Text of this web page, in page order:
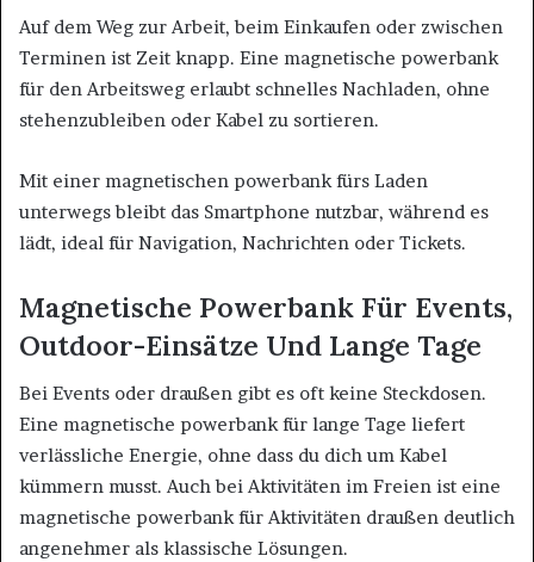
Auf dem Weg zur Arbeit, beim Einkaufen oder zwischen
Terminen ist Zeit knapp. Eine magnetische powerbank
für den Arbeitsweg erlaubt schnelles Nachladen, ohne
stehenzubleiben oder Kabel zu sortieren.
Mit einer magnetischen powerbank fürs Laden
unterwegs bleibt das Smartphone nutzbar, während es
lädt, ideal für Navigation, Nachrichten oder Tickets.
Magnetische Powerbank Für Events,
Outdoor-Einsätze Und Lange Tage
Bei Events oder draußen gibt es oft keine Steckdosen.
Eine magnetische powerbank für lange Tage liefert
verlässliche Energie, ohne dass du dich um Kabel
kümmern musst. Auch bei Aktivitäten im Freien ist eine
magnetische powerbank für Aktivitäten draußen deutlich
angenehmer als klassische Lösungen.